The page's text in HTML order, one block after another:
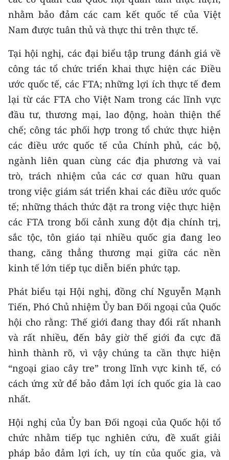
ENGLISH
中文
FRANÇAIS
РУССКИЙ
ESPAÑOL
한국어
nhằm bảo đảm các cam kết quốc tế của Việt
Nam được tuân thủ và thực thi trên thực tế.
Tại hội nghị, các đại biểu tập trung đánh giá về
công tác tổ chức triển khai thực hiện các Điều
ước quốc tế, các FTA; những lợi ích thực tế đem
lại từ các FTA cho Việt Nam trong các lĩnh vực
đầu tư, thương mại, lao động, hoàn thiện thể
chế; công tác phối hợp trong tổ chức thực hiện
các điều ước quốc tế của Chính phủ, các bộ,
ngành liên quan cùng các địa phương và vai
trò, trách nhiệm của các cơ quan hữu quan
trong việc giám sát triển khai các điều ước quốc
tế; những thách thức đặt ra trong việc thực hiện
các FTA trong bối cảnh xung đột địa chính trị,
sắc tộc, tôn giáo tại nhiều quốc gia đang leo
thang, căng thẳng thương mại giữa các nền
kinh tế lớn tiếp tục diễn biến phức tạp.
Phát biểu tại Hội nghị, đồng chí Nguyễn Mạnh
Tiến, Phó Chủ nhiệm Ủy ban Đối ngoại của Quốc
hội cho rằng: Thế giới đang thay đổi rất nhanh
và rất nhiều, đến bây giờ thế giới đa cực đã
hình thành rõ, vì vậy chúng ta cần thực hiện
“ngoại giao cây tre” trong lĩnh vực kinh tế, có
cách ứng xử để bảo đảm lợi ích quốc gia là cao
nhất.
Hội nghị của Ủy ban Đối ngoại của Quốc hội tổ
chức nhằm tiếp tục nghiên cứu, đề xuất giải
pháp bảo đảm lợi ích, uy tín của quốc gia, và